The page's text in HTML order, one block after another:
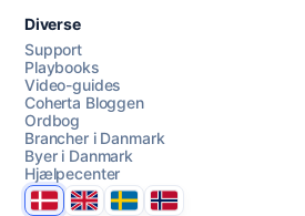
Diverse
Support
Playbooks
Video-guides
Coherta Bloggen
Ordbog
Brancher i Danmark
Byer i Danmark
Hjælpecenter
DanmarkUnited Kingdom
SverigeNorge